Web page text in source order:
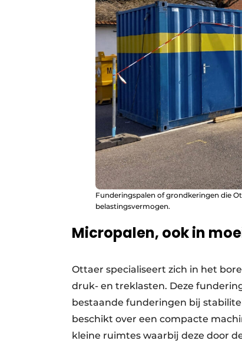
Funderingspalen of grondkeringen die
belastingsvermogen.
Micropalen, ook in
Ottaer specialiseert zich in het
druk- en treklasten. Deze
bestaande funderingen bij
beschikt over een compacte
kleine ruimtes waarbij deze door